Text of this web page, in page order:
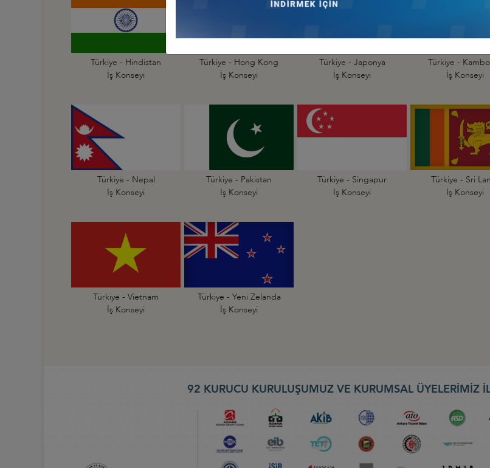
Türkiye - Hindistan
İş Konseyi
Türkiye - Hong Kong
İş Konseyi
Türkiye - Japonya
İş Konseyi
Türkiye -
İş Konseyi
Türkiye - Nepal
İş Konseyi
Türkiye - Pakistan
İş Konseyi
Türkiye - Singapur
İş Konseyi
Türkiye - Sri
İş Konseyi
Türkiye - Vietnam
İş Konseyi
Türkiye - Yeni Zelanda
İş Konseyi
92 KURUCU KURULUŞUMUZ VE KURUMSAL ÜYELERİMİZ